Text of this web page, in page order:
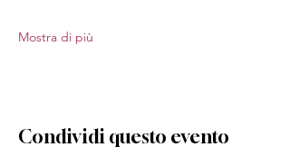
Mostra di più
Condividi questo evento